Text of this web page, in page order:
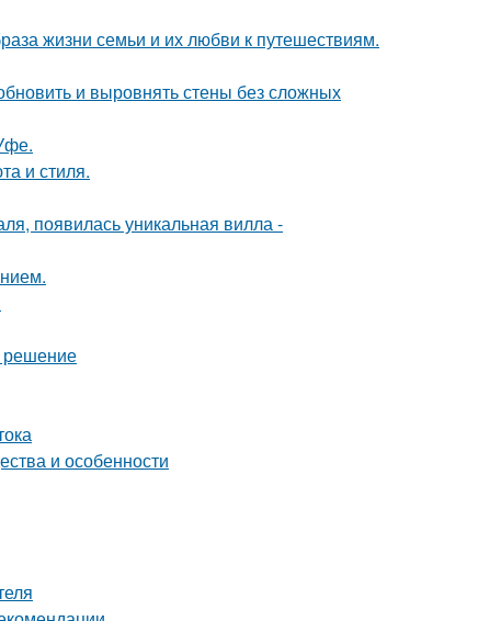
жизни семьи и их любви к путешествиям.
и выровнять стены без сложных
и стиля.
появилась уникальная вилла -
решение
и особенности